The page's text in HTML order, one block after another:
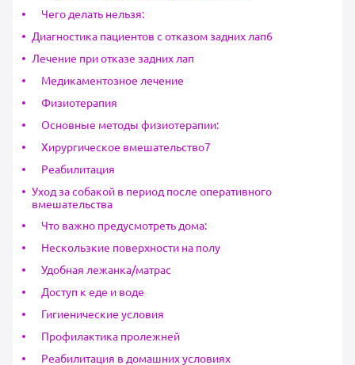
Чего делать нельзя:
Диагностика пациентов с отказом задних лап6
Лечение при отказе задних лап
Медикаментозное лечение
Физиотерапия
Основные методы физиотерапии:
Хирургическое вмешательство7
Реабилитация
Уход за собакой в период после оперативного
вмешательства
Что важно предусмотреть дома:
Нескользкие поверхности на полу
Удобная лежанка/матрас
Доступ к еде и воде
Гигиенические условия
Профилактика пролежней
Реабилитация в домашних условиях